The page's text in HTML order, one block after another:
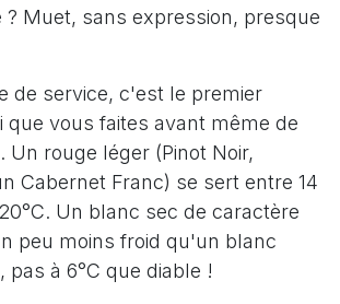
? Muet, sans expression, presque
de service, c'est le premier
vous faites avant même de
Un rouge léger (Pinot Noir,
Cabernet Franc) se sert entre 14
Un blanc sec de caractère
peu moins froid qu'un blanc
pas à 6°C que diable !